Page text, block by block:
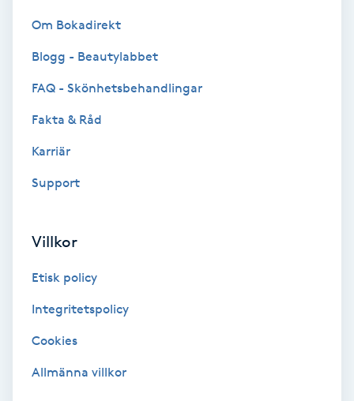
HIFU
Hollywood Peel
Hot yoga
Hudföryngring
Huduppstramning
Hudvård
Hyperhidros
Om Bokadirekt
Blogg - Beautylabbet
FAQ - Skönhetsbehandlingar
Fakta & Råd
Karriär
Support
Villkor
Etisk policy
Integritetspolicy
Cookies
Allmänna villkor